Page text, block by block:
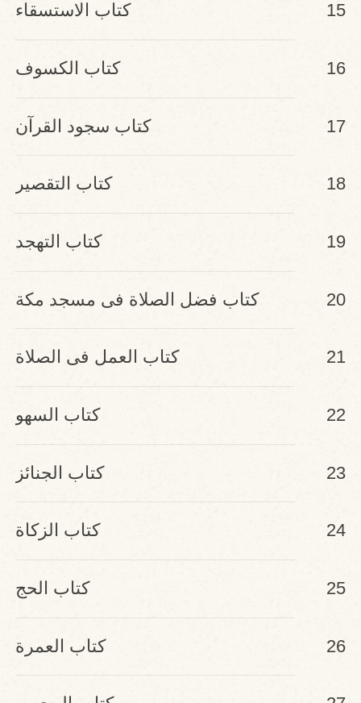
15 كتاب الاستسقاء
16 كتاب الكسوف
17 كتاب سجود القرآن
18 كتاب التقصير
19 كتاب التهجد
20 كتاب فضل الصلاة فى مسجد مكة
والمدينة 21 كتاب العمل فى الصلاة
22 كتاب السهو
23 كتاب الجنائز
24 كتاب الزكاة
25 كتاب الحج
26 كتاب العمرة